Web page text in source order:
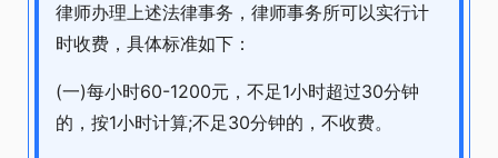
律师办理上述法律事务，律师事务所可以实行计
时收费，具体标准如下：
(一)每小时60-1200元，不足1小时超过30分钟
的，按1小时计算;不足30分钟的，不收费。